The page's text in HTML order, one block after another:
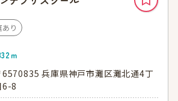
あり
ｍ
6570835 兵庫県神戸市灘区灘北通4丁
6-8